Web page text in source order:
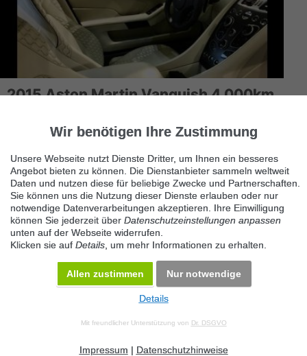
2015 Aston Martin Vanquish 4.000km
70569 Stuttgart
4000 Km. Aussenfarbe: Grün met. Sehr gepflegtes Auto.
Serviceheft. Dies...
Datenschutz Impressum Kontakt Datenschutz anpassen Desktop Version
Wir benötigen Ihre Zustimmung
Unsere Webseite nutzt Dienste Dritter, um Ihnen ein besseres
Angebot bieten zu können. Die Dienstanbieter sammeln weltweit
Daten und nutzen diese für beliebige Zwecke und Partnerschaften.
Sie können uns die Nutzung dieser Dienste erlauben oder nur
notwendige Datenverarbeitungen akzeptieren. Ihre Einwilligung
können Sie jederzeit über Datenschutzeinstellungen anpassen
unten auf der Webseite widerrufen.
Klicken sie auf Details , um mehr Informationen zu erhalten.
Allen zustimmen Nur notwendige
Details
Mit freundlicher Unterstützung von Dr. DSGVO
Impressum | Datenschutzhinweise